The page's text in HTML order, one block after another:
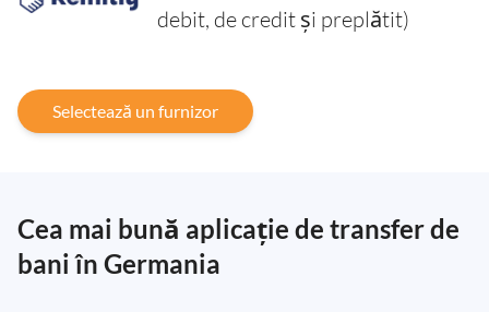
debit, de credit și preplătit)
Selectează un furnizor
Cea mai bună aplicație de transfer de
bani în Germania